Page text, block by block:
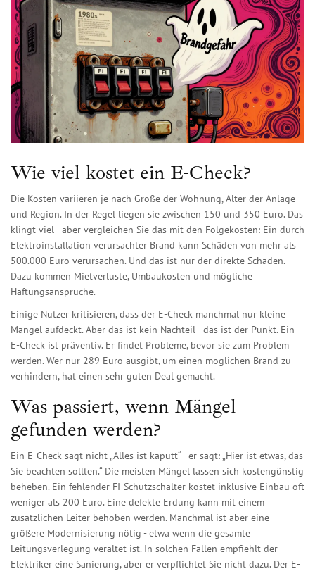
Wie viel kostet ein E-Check?
Die Kosten variieren je nach Größe der Wohnung, Alter der Anlage
und Region. In der Regel liegen sie zwischen 150 und 350 Euro. Das
klingt viel - aber vergleichen Sie das mit den Folgekosten: Ein durch
Elektroinstallation verursachter Brand kann Schäden von mehr als
500.000 Euro verursachen. Und das ist nur der direkte Schaden.
Dazu kommen Mietverluste, Umbaukosten und mögliche
Haftungsansprüche.
Einige Nutzer kritisieren, dass der E-Check manchmal nur kleine
Mängel aufdeckt. Aber das ist kein Nachteil - das ist der Punkt. Ein
E-Check ist präventiv. Er findet Probleme, bevor sie zum Problem
werden. Wer nur 289 Euro ausgibt, um einen möglichen Brand zu
verhindern, hat einen sehr guten Deal gemacht.
Was passiert, wenn Mängel
gefunden werden?
Ein E-Check sagt nicht „Alles ist kaputt“ - er sagt: „Hier ist etwas, das
Sie beachten sollten.“ Die meisten Mängel lassen sich kostengünstig
beheben. Ein fehlender FI-Schutzschalter kostet inklusive Einbau oft
weniger als 200 Euro. Eine defekte Erdung kann mit einem
zusätzlichen Leiter behoben werden. Manchmal ist aber eine
größere Modernisierung nötig - etwa wenn die gesamte
Leitungsverlegung veraltet ist. In solchen Fällen empfiehlt der
Elektriker eine Sanierung, aber er verpflichtet Sie nicht dazu. Der E-